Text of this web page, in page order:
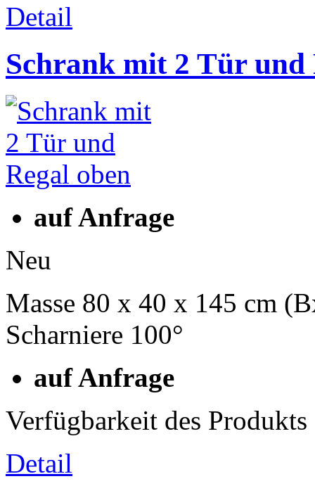
Detail
Schrank mit 2 Tür und
auf Anfrage
Neu
Masse 80 x 40 x 145 cm
Scharniere 100°
auf Anfrage
Verfügbarkeit des Produkts
Detail